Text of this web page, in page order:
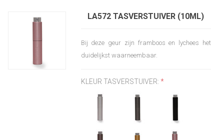
LA572 TASVERSTUIVER (10ML)
Bij deze geur zijn framboos en lychees het
duidelijkst waarneembaar.
KLEUR TASVERSTUIVER: *